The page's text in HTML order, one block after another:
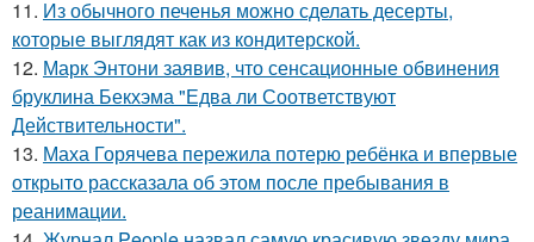
11. Из обычного печенья можно сделать десерты,
которые выглядят как из кондитерской.
12. Марк Энтони заявив, что сенсационные обвинения
бруклина Бекхэма "Едва ли Соответствуют
Действительности".
13. Маха Горячева пережила потерю ребёнка и впервые
открыто рассказала об этом после пребывания в
реанимации.